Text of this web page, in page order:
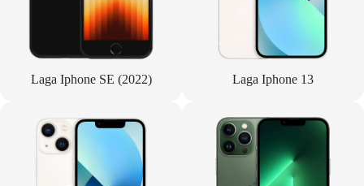
Laga Iphone SE (2022) Laga Iphone 13